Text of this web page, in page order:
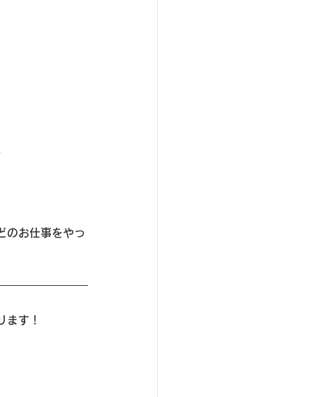
のお仕事をやっ
ます！